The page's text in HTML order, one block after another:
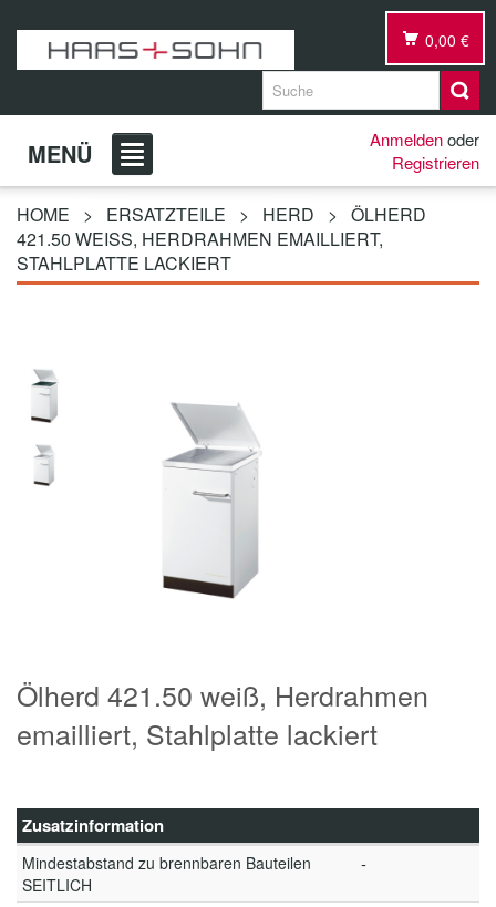
0,00 €
MENÜ Anmeldenoder
Registrieren
HOME > ERSATZTEILE > HERD >
ÖLHERD
421.50 WEISS, HERDRAHMEN EMAILLIERT, S
TAHLPLATTE LACKIERT
Ölherd 421.50 weiß, Herdrahmen
emailliert, Stahlplatte lackiert
Zusatzinformation
Mindestabstand zu brennbaren Bauteilen
SEITLICH
-